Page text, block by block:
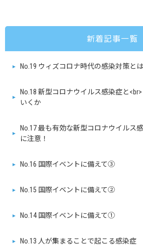
新着記事一覧
No.19 ウィズコロナ時代の感染対策とは
No.18 新型コロナウイルス感染症と
いくか
No.17 最も有効な新型コロナウイルス
に注意！
No.16 国際イベントに備えて③
No.15 国際イベントに備えて②
No.14 国際イベントに備えて①
No.13 人が集まることで起こる感染症